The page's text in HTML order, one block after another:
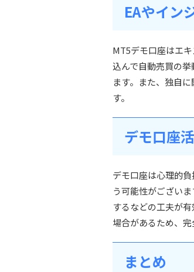
EAやイン
MT5デモ口座はエ
込んで自動売買の
ます。また、独自
す。
デモ口座
デモ口座は心理的
う可能性がござい
するなどの工夫が
場合があるため、
まとめ